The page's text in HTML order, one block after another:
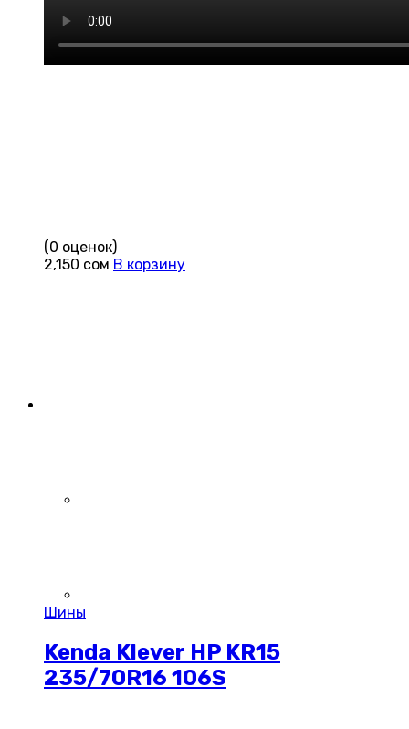
(0 оценок)
2,150 сом В корзину
Шины
Kenda Klever HP KR15
235/70R16 106S